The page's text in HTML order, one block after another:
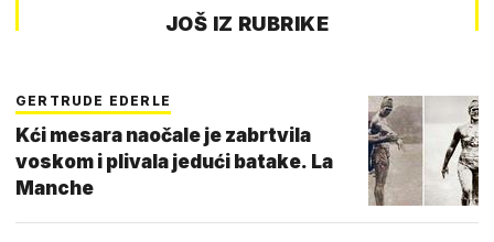
JOŠ IZ RUBRIKE
GERTRUDE EDERLE
Kći mesara naočale je zabrtvila
voskom i plivala jedući batake. La
Manche